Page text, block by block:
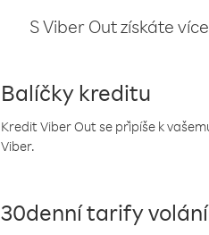
S Viber Out získáte
Balíčky kreditu
Kredit Viber Out se připíše k
Viber.
30denní tarify volání